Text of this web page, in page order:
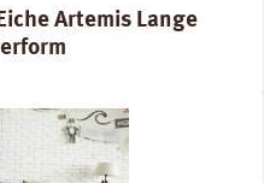
Artemis Lange